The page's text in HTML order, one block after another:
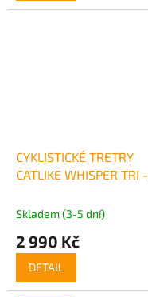
CYKLISTICKÉ TRETRY
CATLIKE WHISPER TRI -
Skladem (3-5 dní)
2 990 Kč
DETAIL